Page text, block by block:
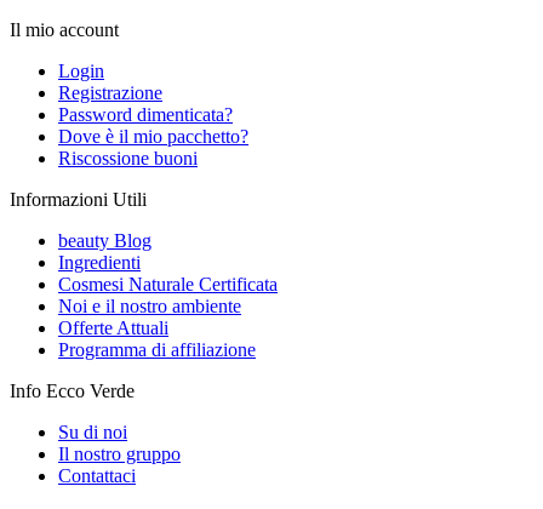
Il mio account
Login
Registrazione
Password dimenticata?
Dove è il mio pacchetto?
Riscossione buoni
Informazioni Utili
beauty Blog
Ingredienti
Cosmesi Naturale Certificata
Noi e il nostro ambiente
Offerte Attuali
Programma di affiliazione
Info Ecco Verde
Su di noi
Il nostro gruppo
Contattaci